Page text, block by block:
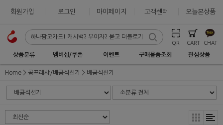
회원가입 로그인 마이페이지 고객센터 오늘본상품
QR CART CHAT
상품분류 멤버십/쿠폰 이벤트 구매물품조회 관심상품
Home 콤프레샤/배큠석션기 배큠석션기